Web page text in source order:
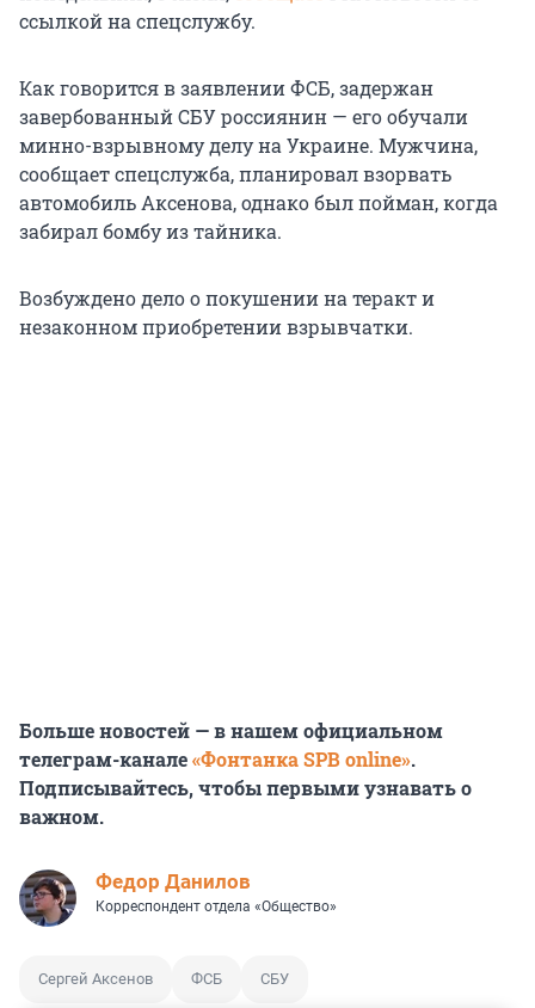
ссылкой на спецслужбу.
Как говорится в заявлении ФСБ, задержан
завербованный СБУ россиянин — его обучали
минно-взрывному делу на Украине. Мужчина,
сообщает спецслужба, планировал взорвать
автомобиль Аксенова, однако был пойман, когда
забирал бомбу из тайника.
Возбуждено дело о покушении на теракт и
незаконном приобретении взрывчатки.
Больше новостей — в нашем официальном
телеграм-канале«Фонтанка SPB online».
Подписывайтесь, чтобы первыми узнавать о
важном.
Федор Данилов
Корреспондент отдела «Общество»
Сергей Аксенов ФСБ СБУ